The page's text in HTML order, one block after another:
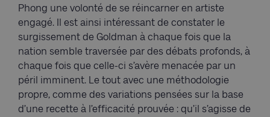
Phong une volonté de se réincarner en artiste
engagé. Il est ainsi intéressant de constater le
surgissement de Goldman à chaque fois que la
nation semble traversée par des débats profonds, à
chaque fois que celle-ci s’avère menacée par un
péril imminent. Le tout avec une méthodologie
propre, comme des variations pensées sur la base
d’une recette à l’efficacité prouvée : qu’il s’agisse de